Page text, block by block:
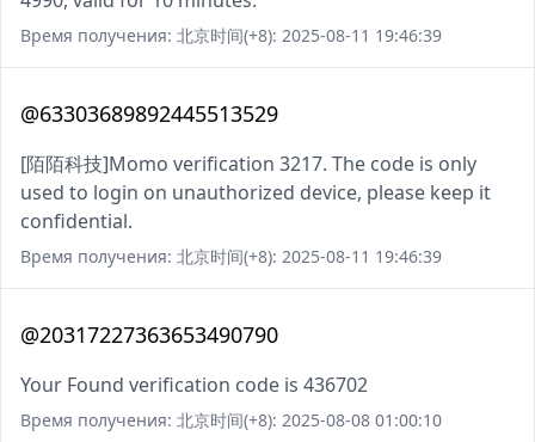
Время получения: 北京时间(+8): 2025-08-11 19:46:39
@63303689892445513529
[陌陌科技]Momo verification 3217. The code is only
used to login on unauthorized device, please keep it
confidential.
Время получения: 北京时间(+8): 2025-08-11 19:46:39
@20317227363653490790
Your Found verification code is 436702
Время получения: 北京时间(+8): 2025-08-08 01:00:10